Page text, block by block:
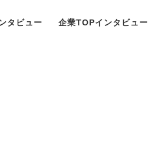
タビュー 企業TOPインタビュー